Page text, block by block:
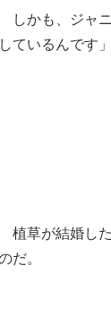
しかも、ジャ
しているんです
植草が結婚した
だ。